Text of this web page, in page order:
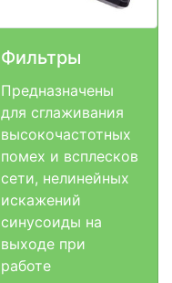
Фильтры
Предназначены
для сглаживания
высокочастотных
помех и всплесков
сети, нелинейных
искажений
синусоиды на
выходе при
работе